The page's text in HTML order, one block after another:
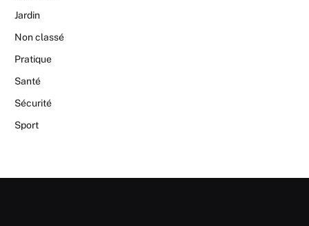
Jardin
Non classé
Pratique
Santé
Sécurité
Sport